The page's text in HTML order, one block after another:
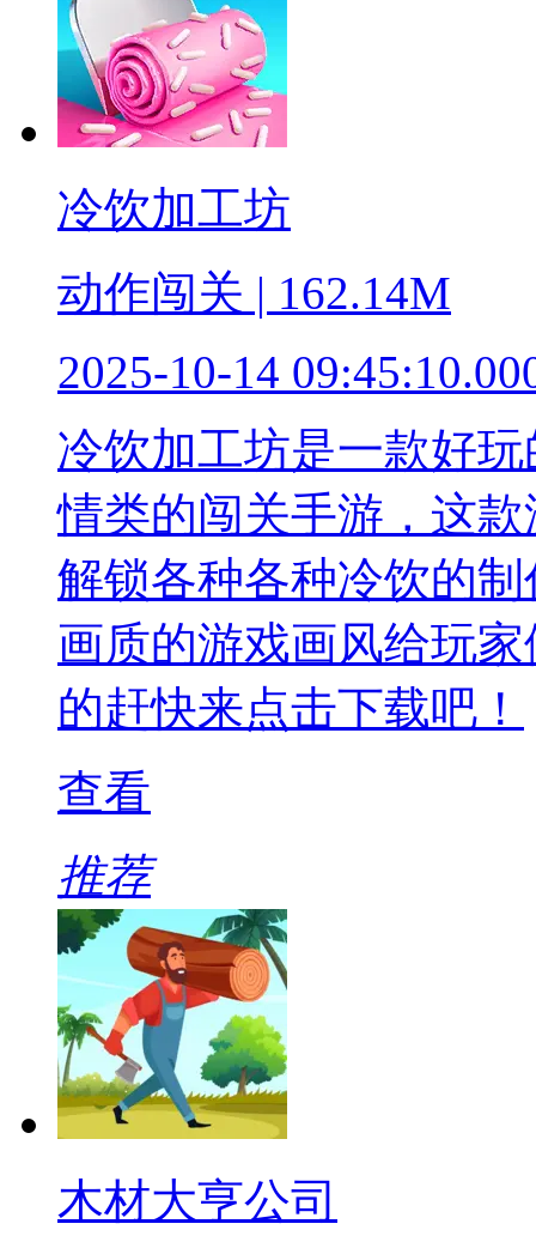
冷饮加工坊
动作闯关 | 162.14M
2025-10-14
冷饮加工坊是一款好
情类的闯关手游，这
解锁各种各种冷饮的
画质的游戏画风给玩
的赶快来点击下载吧！
查看
推荐
木材大亨公司